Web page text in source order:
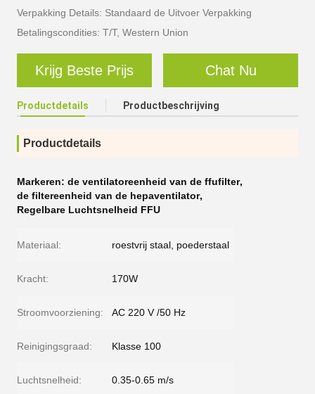
Verpakking Details: Standaard de Uitvoer Verpakking
Betalingscondities: T/T, Western Union
Krijg Beste Prijs Chat Nu
Productdetails Productbeschrijving
Productdetails
Markeren: de ventilatoreenheid van de ffufilter,
de filtereenheid van de hepaventilator,
Regelbare Luchtsnelheid FFU
Materiaal: roestvrij staal, poederstaal
Kracht: 170W
Stroomvoorziening: AC 220 V /50 Hz
Reinigingsgraad: Klasse 100
Luchtsnelheid: 0.35-0.65 m/s